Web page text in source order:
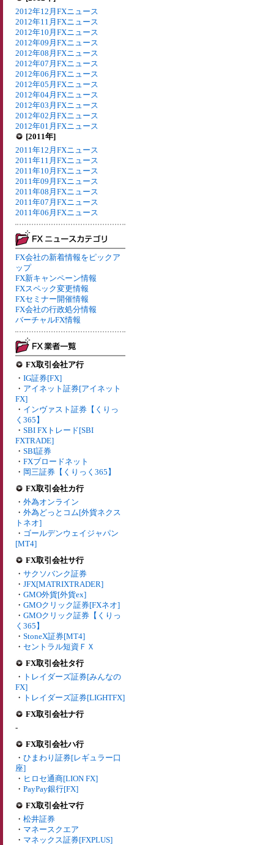
2012年12月FXニュース
2012年11月FXニュース
2012年10月FXニュース
2012年09月FXニュース
2012年08月FXニュース
2012年07月FXニュース
2012年06月FXニュース
2012年05月FXニュース
2012年04月FXニュース
2012年03月FXニュース
2012年02月FXニュース
2012年01月FXニュース
[2011年]
2011年12月FXニュース
2011年11月FXニュース
2011年10月FXニュース
2011年09月FXニュース
2011年08月FXニュース
2011年07月FXニュース
2011年06月FXニュース
FX会社の新着情報をピックア
ップ
FX新キャンペーン情報
FXスペック変更情報
FXセミナー開催情報
FX会社の行政処分情報
バーチャルFX情報
FX取引会社ア行
・ IG証券[FX]
・ アイネット証券[アイネット
FX]
・ インヴァスト証券【くりっ
く365】
・ SBI FXトレード[SBI
FXTRADE]
・ SBI証券
・ FXブロードネット
・ 岡三証券【くりっく365】
FX取引会社カ行
・ 外為オンライン
・ 外為どっとコム[外貨ネクス
トネオ]
・ ゴールデンウェイジャパン
[MT4]
FX取引会社サ行
・ サクソバンク証券
・ JFX[MATRIXTRADER]
・ GMO外貨[外貨ex]
・ GMOクリック証券[FXネオ]
・ GMOクリック証券【くりっ
く365】
・ StoneX証券[MT4]
・ セントラル短資ＦＸ
FX取引会社タ行
・ トレイダーズ証券[みんなの
FX]
・ トレイダーズ証券[LIGHTFX]
FX取引会社ナ行
-
FX取引会社ハ行
・ ひまわり証券[レギュラー口
座]
・ ヒロセ通商[LION FX]
・ PayPay銀行[FX]
FX取引会社マ行
・ 松井証券
・ マネースクエア
・ マネックス証券[FXPLUS]